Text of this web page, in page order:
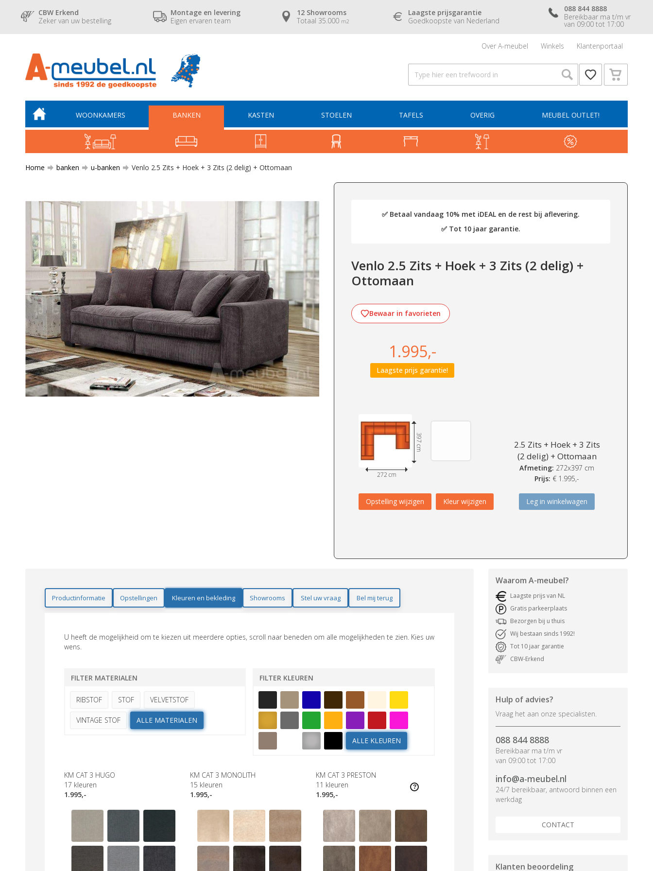
CBW Erkend
Zeker van uw bestelling
Montage en levering
Eigen ervaren team
12 Showrooms
Totaal 35.000 m2
Laagste prijsgarantie
Goedkoopste van Nederland
088 844 8888
Bereikbaar ma t/m vr
van 09:00 tot 17:00
Over A-meubel Winkels Klantenportaal
WOONKAMERS BANKEN KASTEN STOELEN TAFELS OVERIG MEUBEL OUTLET!
Home banken u-banken Venlo 2.5 Zits + Hoek + 3 Zits (2 delig) + Ottomaan
✅ Betaal vandaag 10% met iDEAL en de rest bij aflevering.
✅ Tot 10 jaar garantie.
Venlo 2.5 Zits + Hoek + 3 Zits (2 delig) +
Ottomaan
Bewaar in favorieten
1.995,-
Laagste prijs garantie!
272 cm
397 cm
Opstelling wijzigen Kleur wijzigen
2.5 Zits + Hoek + 3 Zits
(2 delig) + Ottomaan
Afmeting: 272x397 cm
Prijs: € 1.995,-
Leg in winkelwagen
Productinformatie Opstellingen Kleuren en bekleding Showrooms Stel uw vraag Bel mij terug
U heeft de mogelijkheid om te kiezen uit meerdere opties, scroll naar beneden om alle mogelijkheden te zien. Kies uw
wens.
FILTER MATERIALEN
RIBSTOF STOF VELVETSTOF
VINTAGE STOF ALLE MATERIALEN
FILTER KLEUREN
ALLE KLEUREN
KM CAT 3 HUGO
17 kleuren
1.995,-
KM CAT 3 MONOLITH
15 kleuren
1.995,-
KM CAT 3 PRESTON
11 kleuren
1.995,-
Waarom A-meubel?
Laagste prijs van NL
Gratis parkeerplaats
Bezorgen bij u thuis
Wij bestaan sinds 1992!
Tot 10 jaar garantie
CBW-Erkend
Hulp of advies?
Vraag het aan onze specialisten.
088 844 8888
Bereikbaar ma t/m vr
van 09:00 tot 17:00
info@a-meubel.nl
24/7 bereikbaar, antwoord binnen een
werkdag
CONTACT
Klanten beoordeling